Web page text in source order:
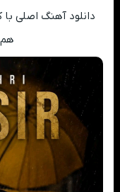
دانلود آهنگ اصلی
هم